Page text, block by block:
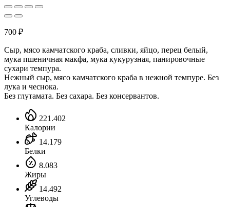
700 ₽
Сыр, мясо камчатского краба, сливки, яйцо, перец белый,
мука пшеничная макфа, мука кукурузная, панировочные
сухари темпура.
Нежный сыр, мясо камчатского краба в нежной темпуре. Без
лука и чеснока.
Без глутамата. Без сахара. Без консервантов.
221.402
Калории
14.179
Белки
8.083
Жиры
14.492
Углеводы